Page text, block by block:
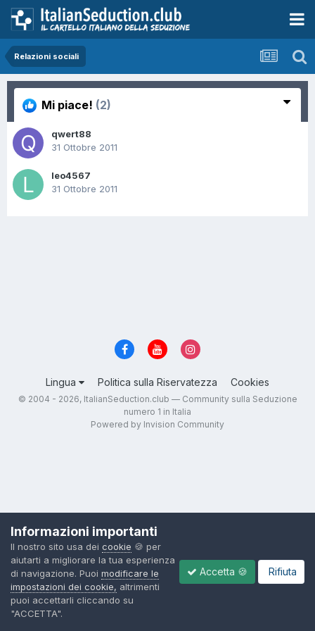
Relazioni sociali
Mi piace! (2)
qwert88
31 Ottobre 2011
leo4567
31 Ottobre 2011
Lingua Politica sulla Riservatezza Cookies
© 2004 - 2026, ItalianSeduction.club — Community sulla Seduzione
numero 1 in Italia
Powered by Invision Community
Informazioni importanti
Il nostro sito usa dei cookie 🍪 per
aiutarti a migliorare la tua esperienza
di navigazione. Puoi modificare le
impostazioni dei cookie, altrimenti
puoi accettarli cliccando su
"ACCETTA".
Accetta 🍪 Rifiuta